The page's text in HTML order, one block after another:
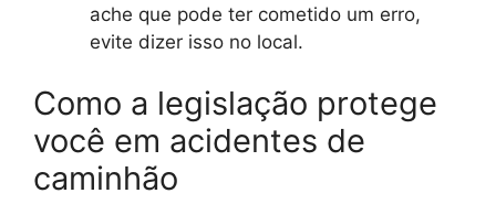
ache que pode ter cometido um erro,
evite dizer isso no local.
Como a legislação protege
você em acidentes de
caminhão